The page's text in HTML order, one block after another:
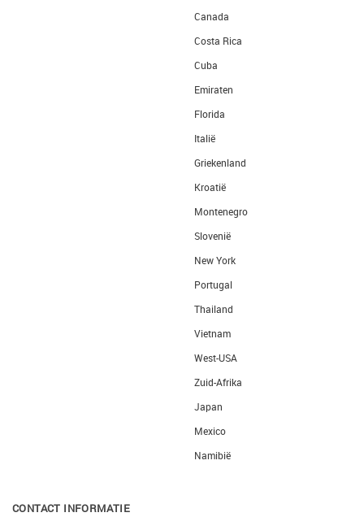
Canada
Costa Rica
Cuba
Emiraten
Florida
Italië
Griekenland
Kroatië
Montenegro
Slovenië
New York
Portugal
Thailand
Vietnam
West-USA
Zuid-Afrika
Japan
Mexico
Namibië
CONTACT INFORMATIE